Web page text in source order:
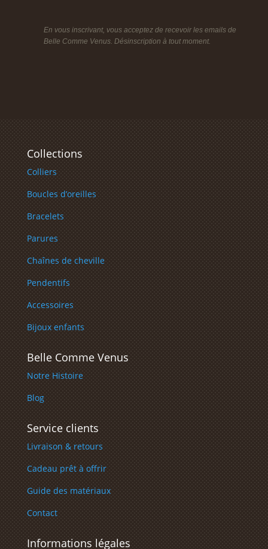
En vous inscrivant, vous acceptez de recevoir les emails de
Belle Comme Venus. Désinscription à tout moment.
Collections
Colliers
Boucles d’oreilles
Bracelets
Parures
Chaînes de cheville
Pendentifs
Accessoires
Bijoux enfants
Belle Comme Venus
Notre Histoire
Blog
Service clients
Livraison & retours
Cadeau prêt à offrir
Guide des matériaux
Contact
Informations légales